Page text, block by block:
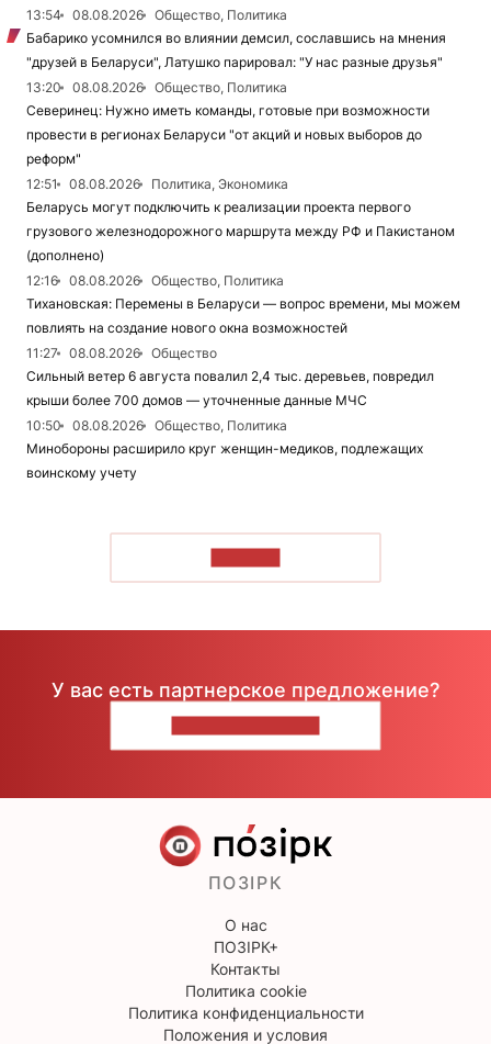
13:54
08.08.2026
Общество, Политика
Бабарико усомнился во влиянии демсил, сославшись на мнения
"друзей в Беларуси", Латушко парировал: "У нас разные друзья"
13:20
08.08.2026
Общество, Политика
Северинец: Нужно иметь команды, готовые при возможности
провести в регионах Беларуси "от акций и новых выборов до
реформ"
12:51
08.08.2026
Политика, Экономика
Беларусь могут подключить к реализации проекта первого
грузового железнодорожного маршрута между РФ и Пакистаном
(дополнено)
12:16
08.08.2026
Общество, Политика
Тихановская: Перемены в Беларуси — вопрос времени, мы можем
повлиять на создание нового окна возможностей
11:27
08.08.2026
Общество
Сильный ветер 6 августа повалил 2,4 тыс. деревьев, повредил
крыши более 700 домов — уточненные данные МЧС
10:50
08.08.2026
Общество, Политика
Минобороны расширило круг женщин-медиков, подлежащих
воинскому учету
У вас есть партнерское предложение?
ПОЗІРК
О нас
ПОЗІРК+
Контакты
Политика cookie
Политика конфиденциальности
Положения и условия